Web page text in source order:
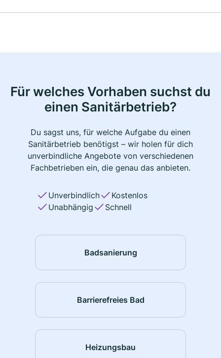
Für welches Vorhaben suchst du
einen Sanitärbetrieb?
Du sagst uns, für welche Aufgabe du einen
Sanitärbetrieb benötigst – wir holen für dich
unverbindliche Angebote von verschiedenen
Fachbetrieben ein, die genau das anbieten.
Unverbindlich
Kostenlos
Unabhängig
Schnell
Badsanierung
Barrierefreies Bad
Heizungsbau